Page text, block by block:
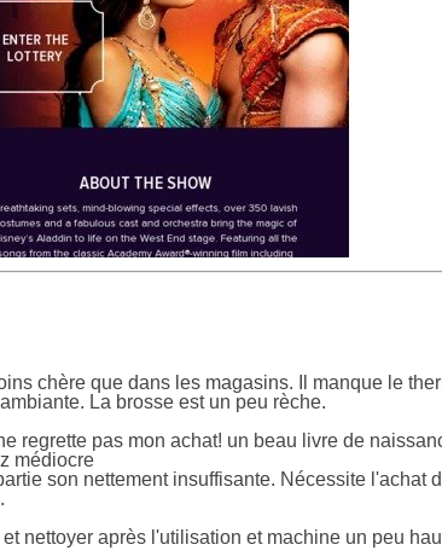
chère que dans les magasins. Il manque le
La brosse est un peu rèche.
regrette pas mon achat! un beau livre de
médiocre
son nettement insuffisante. Nécessite l'achat
nettoyer après l'utilisation et machine un peu